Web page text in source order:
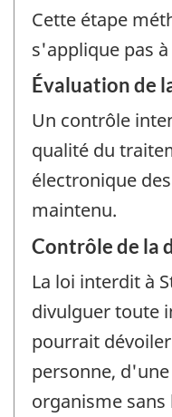
Cette étape
s'applique pas
Évaluation de
Un contrôle
qualité du
électronique
maintenu.
Contrôle de la
La loi interdit à
divulguer toute
pourrait
personne,
organisme